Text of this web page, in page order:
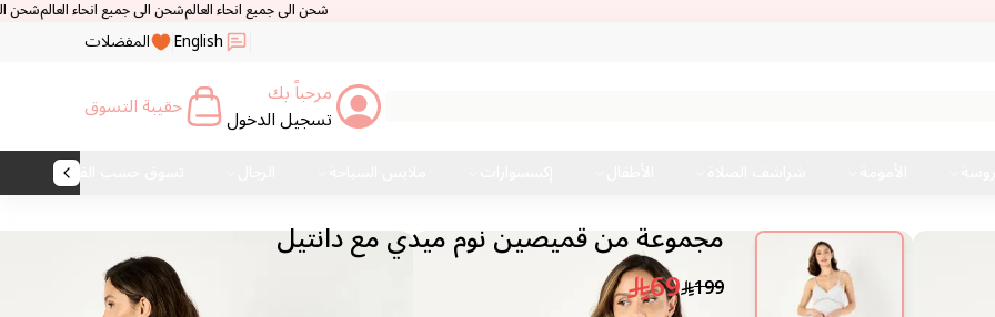
شحن الى جميع انحاء العالمشحن الى جميع انحاء العالمشحن الى جميع انحاء
English المفضلات
مرحباً بك
تسجيل الدخول حقيبة التسوق
تسوق حسب القماش
مجموعة من قميصين نوم ميدي مع دانتيل
199
69